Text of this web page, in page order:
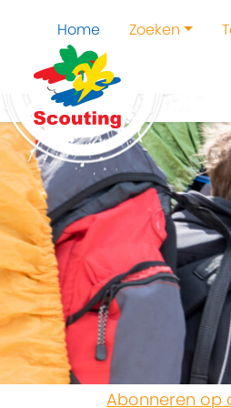
Home Zoeken
Abonneren op